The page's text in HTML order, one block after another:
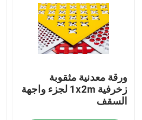
شبكة شاشة التعدين
حصيرة السحب
ورقة معدنية مثقوبة
زخرفية 1x2m لجزء واجهة
السقف